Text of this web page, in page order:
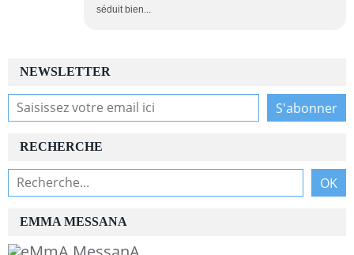
séduit bien...
NEWSLETTER
RECHERCHE
EMMA MESSANA